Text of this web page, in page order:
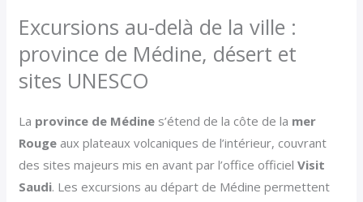
Excursions au-delà de la ville :
province de Médine, désert et
sites UNESCO
La province de Médine s’étend de la côte de la mer
Rouge aux plateaux volcaniques de l’intérieur, couvrant
des sites majeurs mis en avant par l’office officielVisit
Saudi. Les excursions au départ de Médine permettent